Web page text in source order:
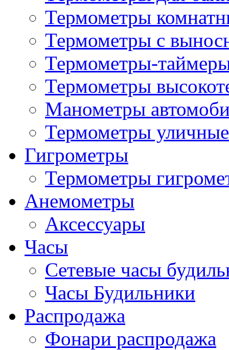
Термометры
Термометры с
Термометры-
Термометры
Манометры
Термометры уличные
Гигрометры
Термометры
Анемометры
Аксессуары
Часы
Сетевые часы
Часы Будильники
Распродажа
Фонари распродажа